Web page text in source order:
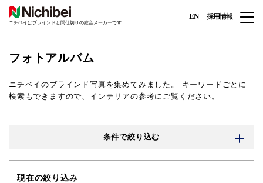
ニチベイはブラインドと間仕切りの総合メーカーです
EN 採用情報
フォトアルバム
ニチベイのブラインド写真を集めてみました。
キーワードごとに
検索もできますので、インテリアの参考にご覧ください。
条件で絞り込む
現在の絞り込み